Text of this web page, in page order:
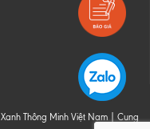
Thông Minh Việt Nam
Cung